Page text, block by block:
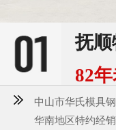
抚顺
82
中山市华氏模具
华南地区特约经